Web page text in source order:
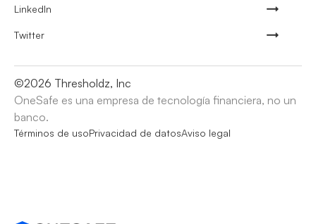
LinkedIn
Twitter
©2026 Thresholdz, Inc
OneSafe es una empresa de tecnología financiera, no un
banco.
Términos de usoPrivacidad de datosAviso legal